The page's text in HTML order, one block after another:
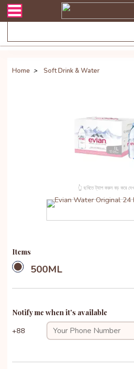
সংক্রান্ত যেকোনো জিজ্ঞাসায় কল
Home > Soft Drink & Water
👆 ছবিতে ট্যাপ করুন বড় করে
Items
500ML
Notify me when it's available
+88